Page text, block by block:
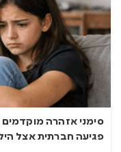
סימני אזהרה
פגיעה חברתית אצל